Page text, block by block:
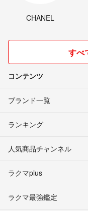
CHANEL
すべ
コンテンツ
ブランド一覧
ランキング
人気商品チャンネル
ラクマplus
ラクマ最強鑑定